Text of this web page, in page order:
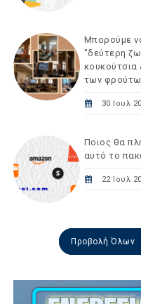
Μπορούμε
"δεύτερη
κουκούτσια
των
30 Ιουλ
Ποιος θα
αυτό το
22 Ιουλ
Προβολή Όλων